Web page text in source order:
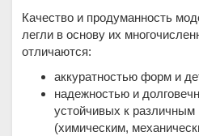
Качество и продуманность
легли в основу их
отличаются:
аккуратностью форм и
надежностью и
устойчивых к различным
(химическим,